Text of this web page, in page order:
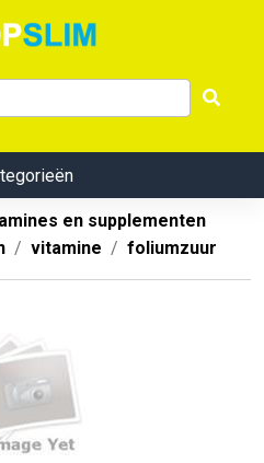
en supplementen
vitamine foliumzuur